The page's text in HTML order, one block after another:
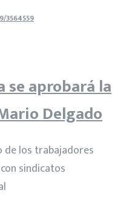
3564559
se aprobará la
Delgado
de los trabajadores
sindicatos